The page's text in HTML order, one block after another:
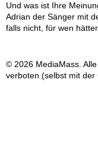
Und was ist Ihre
Adrian der Sänger mit
falls nicht, für wen
© 2026 MediaMass.
verboten (selbst mit der